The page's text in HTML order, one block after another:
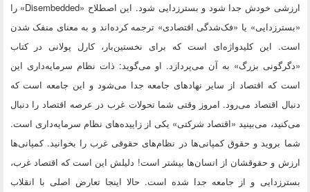
ارزشی خودش جدا شود و بسترزدایی شود. این اصطلاح «Disembedded» را
«بسترزدایی» یا «فک‌شدگی اقتصادی» ترجمه کرده‌اند و به معنای منفک شدن
است. این کلیدواژه‌ای است که برای نخستین‌بار، کارل پولانی در کتاب
«دگرگونی بزرگ» به آن می‌پردازد. او می‌گوید: ذات نظام سرمایه‌داری این
است که اقتصاد از سایر نهادهای جامعه جدا می‌شود و این جامعه است که
دنبال اقتصاد می‌رود. امروز وقتی شما تحولات غرب در عرصه اقتصاد را دنبال
می‌کنید، می‌بینید «اقتصاد شرکتی» یکی از زاییده‌های نظام سرمایه‌داری است.
شما بروید و حقوق کمپانی‌ها در نظام‌های حقوقی غرب را بخوانید. کمپانی‌ها
ارزش و حقوقشان از انسان‌ها بیشتر است! دلیلش این است که اقتصاد غرب،
بسترزدایی و از جامعه جدا شده است. حالا اینجا تعارض اصلی با انقلاب